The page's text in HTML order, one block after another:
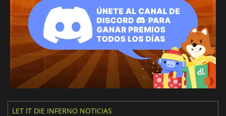
LET IT DIE INFERNO NOTICIAS